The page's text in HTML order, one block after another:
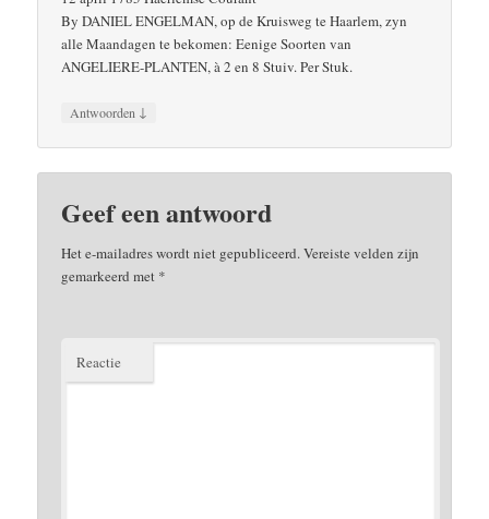
By DANIEL ENGELMAN, op de Kruisweg te Haarlem, zyn
alle Maandagen te bekomen: Eenige Soorten van
ANGELIERE-PLANTEN, à 2 en 8 Stuiv. Per Stuk.
Antwoorden ↓
Geef een antwoord
Het e-mailadres wordt niet gepubliceerd.Vereiste velden zijn
gemarkeerd met *
Reactie